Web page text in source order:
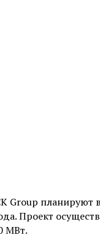
Group
Проект
МВт.